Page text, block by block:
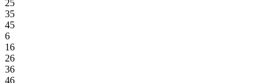
25
35
45
6
16
26
36
46